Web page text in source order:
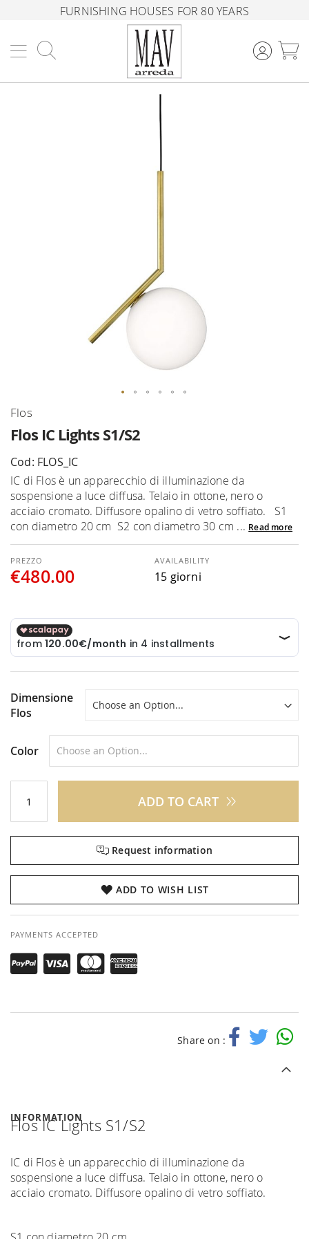
FURNISHING HOUSES FOR 80 YEARS
Flos IC Lights S1/S2
Flos
Cod: FLOS_IC
IC di Flos è un apparecchio di illuminazione da
sospensione a luce diffusa. Telaio in ottone, nero o
acciaio cromato. Diffusore opalino di vetro soffiato. S1
con diametro 20 cm S2 con diametro 30 cm ... Read more
€480.00
AVAILABILITY
15 giorni
Dimensione
Flos
Color
ADD TO CART
Request information
ADD TO WISH LIST
PAYMENTS ACCEPTED
Share on :
Skip
the
beginning
of
the
images
gallery
INFORMATION
Flos IC Lights S1/S2
IC di Flos è un apparecchio di illuminazione da
sospensione a luce diffusa. Telaio in ottone, nero o
acciaio cromato. Diffusore opalino di vetro soffiato.